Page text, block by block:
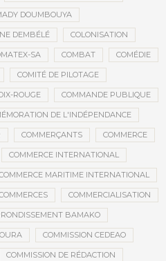
DOUMBOUYA
DEMBÉLÉ COLONISATION
SA COMBAT COMÉDIE
COMITÉ DE PILOTAGE
ROUGE COMMANDE PUBLIQUE
DE L'INDÉPENDANCE
COMMERÇANTS COMMERCE
COMMERCE INTERNATIONAL
MARITIME INTERNATIONAL
COMMERCIALISATION
BAMAKO
COMMISSION CEDEAO
COMMISSION DE RÉDACTION